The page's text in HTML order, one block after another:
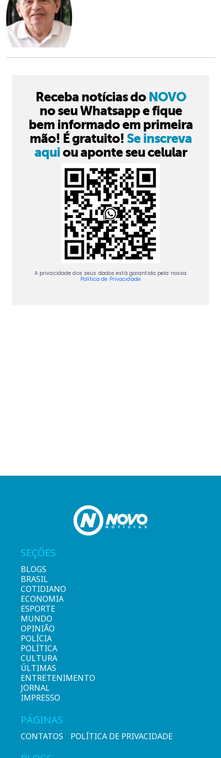
Receba notícias do NOVO
no seu Whatsapp e fique
bem informado em primeira
mão! É gratuito! Se inscreva
aquiou aponte seu celular
A privacidade dos seus dados está garantida pela nossa
Política de Privacidade
SEÇÕES
BLOGS
BRASIL
COTIDIANO
ECONOMIA
ESPORTE
MUNDO
OPINIÃO
POLÍCIA
POLÍTICA
CULTURA
ÚLTIMAS
ENTRETENIMENTO
JORNAL
IMPRESSO
PÁGINAS
CONTATOS POLÍTICA DE PRIVACIDADE